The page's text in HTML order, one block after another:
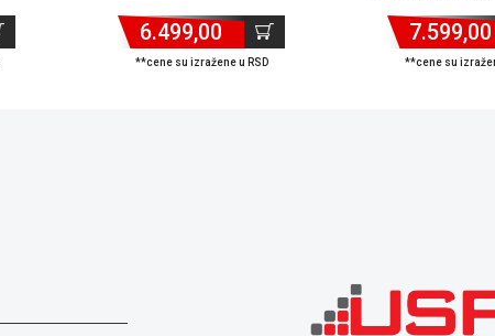
6.499,00
**cene su izražene u RSD
7.599,00
**cene su